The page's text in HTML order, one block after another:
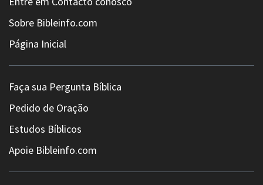
Sobre Bibleinfo.com
Página Inicial
Faça sua Pergunta Bíblica
Pedido de Oração
Estudos Bíblicos
Apoie Bibleinfo.com